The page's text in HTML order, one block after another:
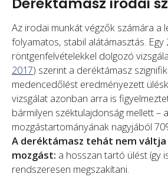
Az irodai munkát végzők számára a
folyamatos, stabil alátámasztás. Egy
röntgenfelvételekkel dolgozó
2017) szerint a deréktámasz
medencedőlést eredményezett
vizsgálat azonban arra is
bármilyen széktulajdonság mellett –
mozgástartományának nagyjából
A deréktámasz tehát nem
mozgást: a hosszan tartó ülést így
rendszeresen megszakítani.